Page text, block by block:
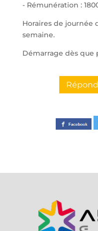
- Rémunération :
Horaires de journée
semaine.
Démarrage dès que